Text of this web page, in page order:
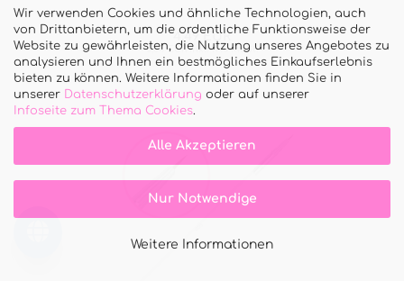
Wir verwenden Cookies und ähnliche Technologien, auch
von Drittanbietern, um die ordentliche Funktionsweise der
Website zu gewährleisten, die Nutzung unseres Angebotes zu
analysieren und Ihnen ein bestmögliches Einkaufserlebnis
bieten zu können. Weitere Informationen finden Sie in
unserer Datenschutzerklärung oder auf unserer
Infoseite zum Thema Cookies.
Alle Akzeptieren
Nur Notwendige
Weitere Informationen
4,49 EUR
5,34 EUR inkl. 19% MwSt.